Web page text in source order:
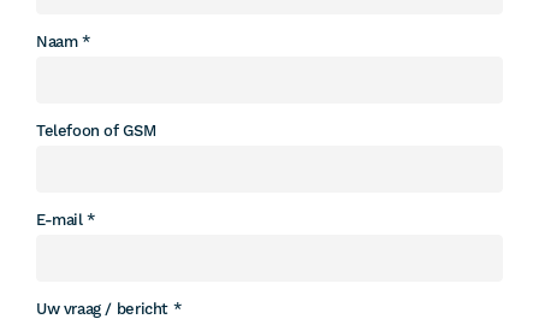
Naam
Telefoon of GSM
E-mail
Uw vraag / bericht